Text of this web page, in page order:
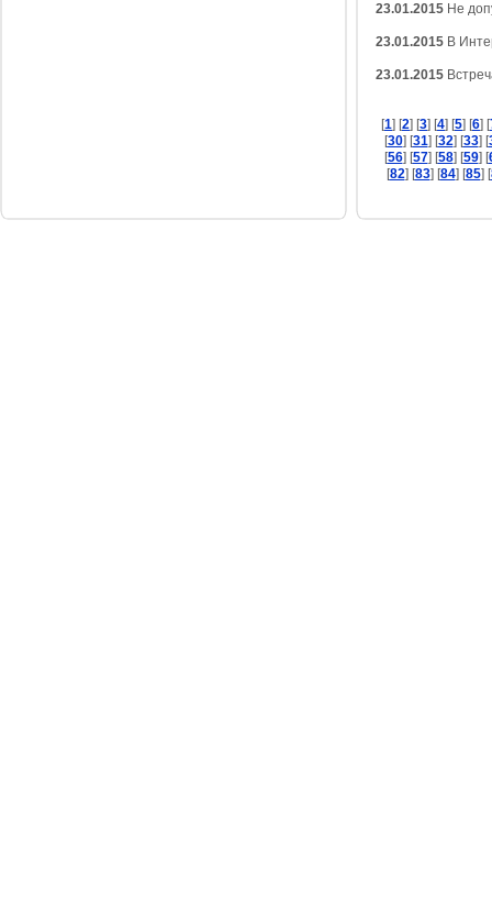
23.01.2015 Не
23.01.2015 В
23.01.2015
[1] [2] [3] [4] [5] [6] [
[30] [31] [32] [33] [
[56] [57] [58] [59] [
[82] [83] [84] [85] [